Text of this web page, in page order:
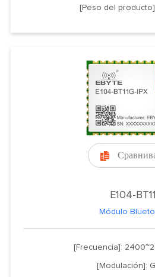
[Peso del

E104-BT11
Módulo
[Frecuencia]:
[Modulación]: